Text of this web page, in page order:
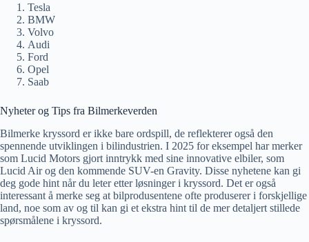
Tesla
BMW
Volvo
Audi
Ford
Opel
Saab
Nyheter og Tips fra Bilmerkeverden
Bilmerke kryssord er ikke bare ordspill, de reflekterer også den
spennende utviklingen i bilindustrien. I 2025 for eksempel har merker
som Lucid Motors gjort inntrykk med sine innovative elbiler, som
Lucid Air og den kommende SUV-en Gravity. Disse nyhetene kan gi
deg gode hint når du leter etter løsninger i kryssord. Det er også
interessant å merke seg at bilprodusentene ofte produserer i forskjellige
land, noe som av og til kan gi et ekstra hint til de mer detaljert stillede
spørsmålene i kryssord.